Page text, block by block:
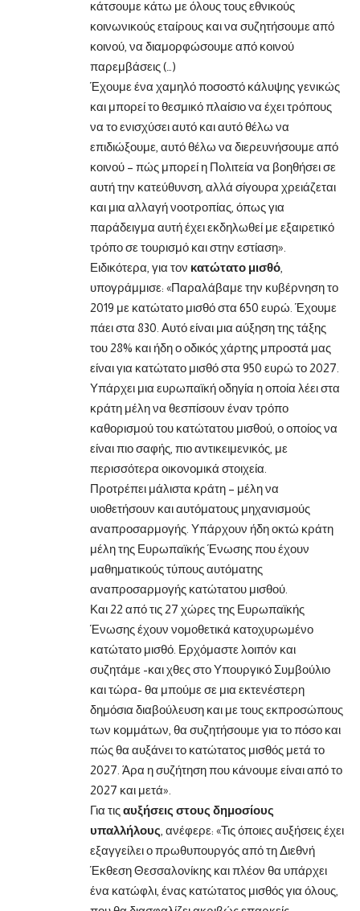
κάτσουμε κάτω με όλους τους εθνικούς
κοινωνικούς εταίρους και να συζητήσουμε από
κοινού, να διαμορφώσουμε από κοινού
παρεμβάσεις (…)
Έχουμε ένα χαμηλό ποσοστό κάλυψης γενικώς
και μπορεί το θεσμικό πλαίσιο να έχει τρόπους
να το ενισχύσει αυτό και αυτό θέλω να
επιδιώξουμε, αυτό θέλω να διερευνήσουμε από
κοινού – πώς μπορεί η Πολιτεία να βοηθήσει σε
αυτή την κατεύθυνση, αλλά σίγουρα χρειάζεται
και μια αλλαγή νοοτροπίας, όπως για
παράδειγμα αυτή έχει εκδηλωθεί με εξαιρετικό
τρόπο σε τουρισμό και στην εστίαση».
Ειδικότερα, για τον κατώτατο μισθό
υπογράμμισε: «Παραλάβαμε την κυβέρνηση το
2019 με κατώτατο μισθό στα 650 ευρώ. Έχουμε
πάει στα 830. Αυτό είναι μια αύξηση της τάξης
του 28% και ήδη ο οδικός χάρτης μπροστά μας
είναι για κατώτατο μισθό στα 950 ευρώ το 2027.
Υπάρχει μια ευρωπαϊκή οδηγία η οποία λέει στα
κράτη μέλη να θεσπίσουν έναν τρόπο
καθορισμού του κατώτατου μισθού, ο οποίος να
είναι πιο σαφής, πιο αντικειμενικός, με
περισσότερα οικονομικά στοιχεία.
Προτρέπει μάλιστα κράτη – μέλη να
υιοθετήσουν και αυτόματους μηχανισμούς
αναπροσαρμογής. Υπάρχουν ήδη οκτώ κράτη
μέλη της Ευρωπαϊκής Ένωσης που έχουν
μαθηματικούς τύπους αυτόματης
αναπροσαρμογής κατώτατου μισθού.
Και 22 από τις 27 χώρες της Ευρωπαϊκής
Ένωσης έχουν νομοθετικά κατοχυρωμένο
κατώτατο μισθό. Ερχόμαστε λοιπόν και
συζητάμε -και χθες στο Υπουργικό Συμβούλιο
και τώρα- θα μπούμε σε μια εκτενέστερη
δημόσια διαβούλευση και με τους εκπροσώπους
των κομμάτων, θα συζητήσουμε για το πόσο και
πώς θα αυξάνει το κατώτατος μισθός μετά το
2027. Άρα η συζήτηση που κάνουμε είναι από το
2027 και μετά».
Για τιςαυξήσεις στους δημοσίους
υπαλλήλους , ανέφερε: «Τις όποιες αυξήσεις έχει
εξαγγείλει ο πρωθυπουργός από τη Διεθνή
Έκθεση Θεσσαλονίκης και πλέον θα υπάρχει
ένα κατώφλι, ένας κατώτατος μισθός για όλους,